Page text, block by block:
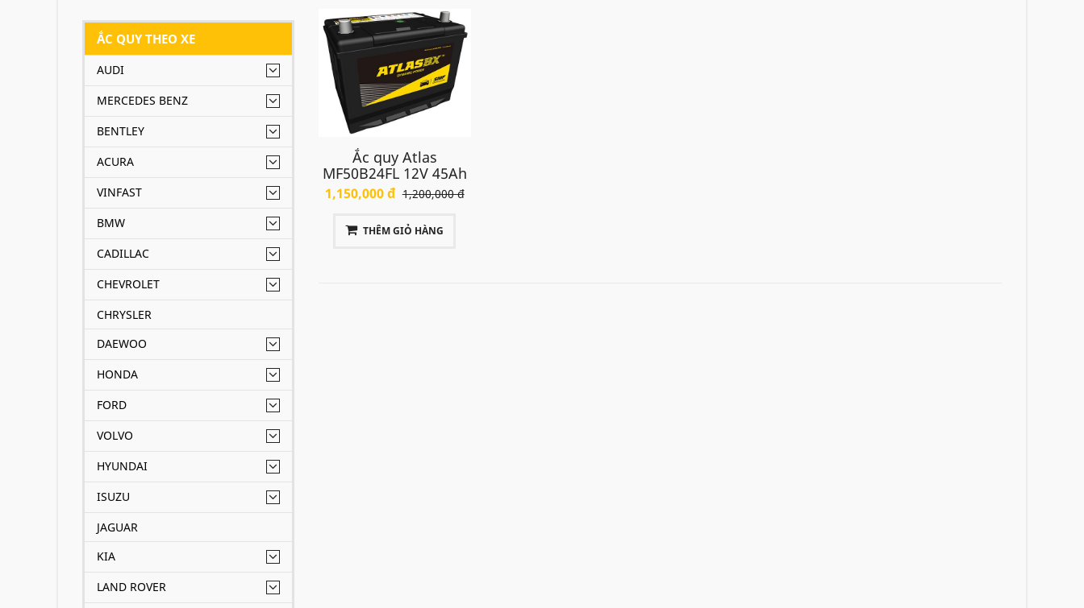
ẮC QUY THEO XE
AUDI
MERCEDES BENZ
BENTLEY
ACURA
VINFAST
BMW
CADILLAC
CHEVROLET
CHRYSLER
DAEWOO
HONDA
FORD
VOLVO
HYUNDAI
ISUZU
JAGUAR
KIA
LAND ROVER
XeNissan Sunnysử dụng ắc quy dung lượng 12V - 45Ah hoặc 12V - 50Ah, mã bình 65B24L
Ắc quy Atlas
MF50B24FL 12V 45Ah
1,150,000 đ 1,200,000 đ
THÊM GIỎ HÀNG